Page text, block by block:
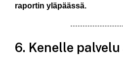
raportin yläpäässä.
6. Kenelle palvelu